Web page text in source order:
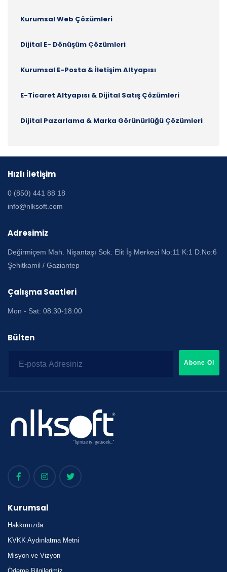
Kurumsal Web Çözümleri
Dijital E- Dönüşüm Çözümleri
Kurumsal E-Posta & İletişim Altyapısı
E-Ticaret Altyapısı & Dijital Satış Çözümleri
Dijital Pazarlama & Marka Görünürlüğü Çözümleri
Hızlı İletişim
0 (850) 441 88 18
info@nlksoft.com
Adresimiz
Değirmiçem Mah. Nişantaşı Sok. Elit İş Merkezi No:11 K:1 D.No:6
Şehitkamil / Gaziantep
Çalışma Saatleri
Mon - Sat: 08:30-18:00
Bülten
Abone Ol
Kurumsal
Hakkımızda
KVKK Aydınlatma Metni
Misyon ve Vizyon